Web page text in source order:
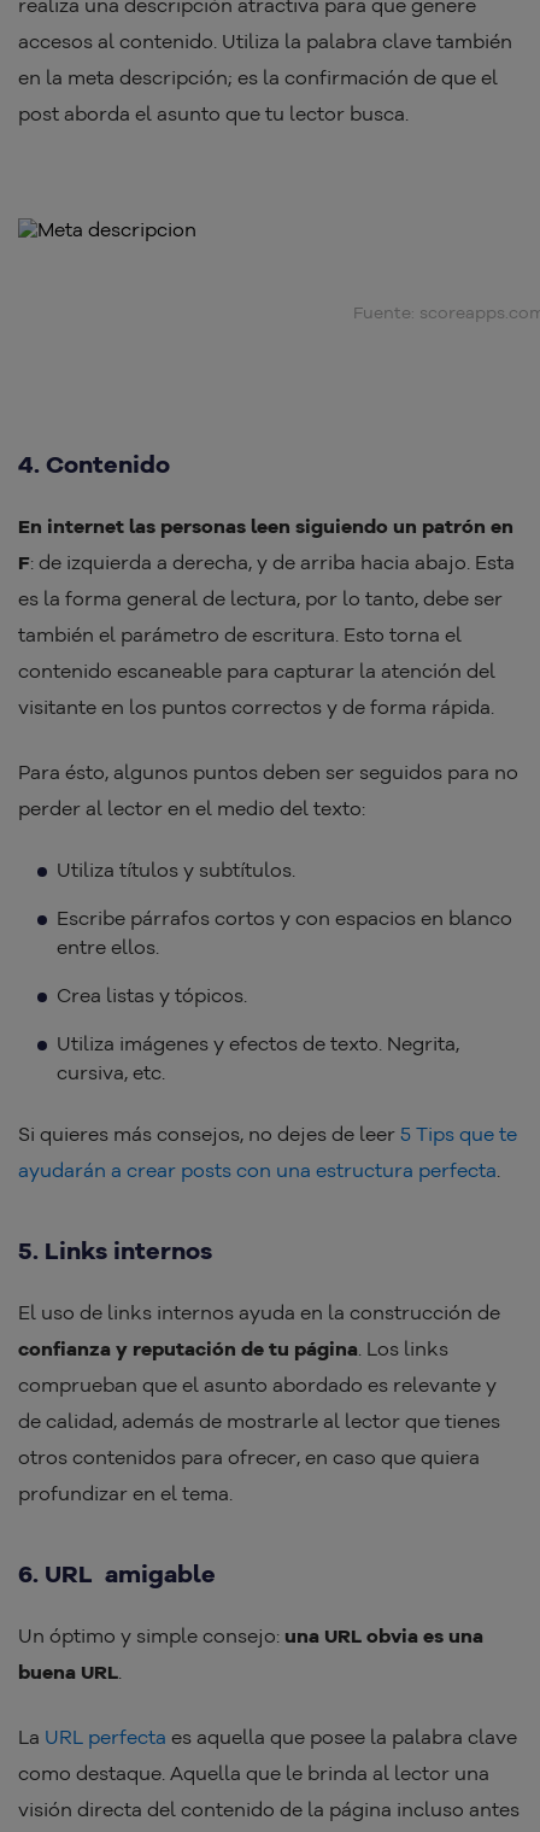
realiza una descripción atractiva para que genere
accesos al contenido. Utiliza la palabra clave también
en la meta descripción; es la confirmación de que el
post aborda el asunto que tu lector busca.
Fuente:
4. Contenido
En internet las personas leen siguiendo un patrón en
F: de izquierda a derecha, y de arriba hacia abajo. Esta
es la forma general de lectura, por lo tanto, debe ser
también el parámetro de escritura. Esto torna el
contenido escaneable para capturar la atención del
visitante en los puntos correctos y de forma rápida.
Para ésto, algunos puntos deben ser seguidos para no
perder al lector en el medio del texto:
Utiliza títulos y subtítulos.
Escribe párrafos cortos y con espacios en blanco
entre ellos.
Crea listas y tópicos.
Utiliza imágenes y efectos de texto. Negrita,
cursiva, etc.
Si quieres más consejos, no dejes de leer 5 Tips que te
ayudarán a crear posts con una estructura perfecta.
5. Links internos
El uso de links internos ayuda en la construcción de
confianza y reputación de tu página. Los links
comprueban que el asunto abordado es relevante y
de calidad, además de mostrarle al lector que tienes
otros contenidos para ofrecer, en caso que quiera
profundizar en el tema.
6. URL amigable
Un óptimo y simple consejo: una URL obvia es una
buena URL.
La URL perfecta es aquella que posee la palabra clave
como destaque. Aquella que le brinda al lector una
visión directa del contenido de la página incluso antes